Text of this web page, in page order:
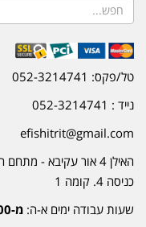
טל/פקס: 052-3214741
נייד : 052-3214741
efishitrit@gmail.com
כניסה 4. קומה 1
שעות עבודה ימים א-ה: מ-07:00 עד-20:00